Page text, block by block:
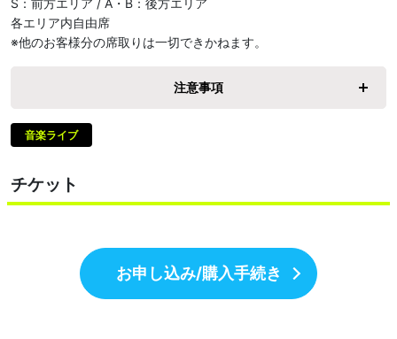
各エリア内自由席
※他のお客様分の席取りは一切できかねます。
注意事項
音楽ライブ
チケット
お申し込み/購入手続き